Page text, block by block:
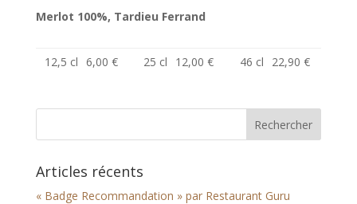
Merlot 100%, Tardieu Ferrand
12,5 cl 6,00 € 25 cl 12,00 € 46 cl 22,90 €
Articles récents
« Badge Recommandation » par Restaurant Guru